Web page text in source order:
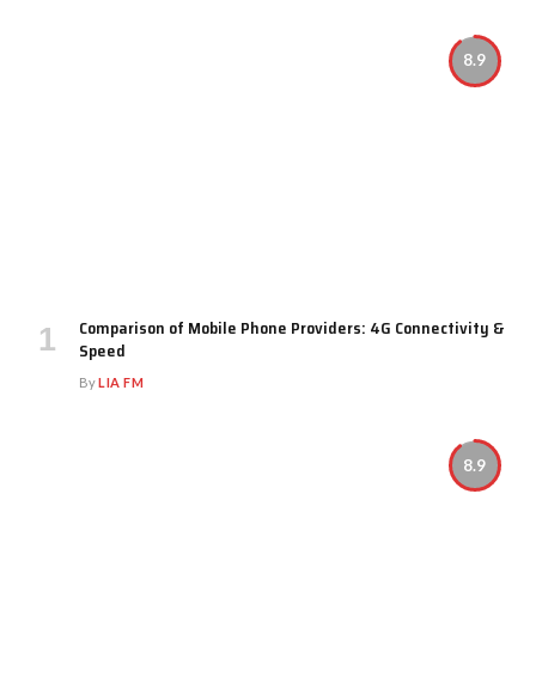
8.9
Comparison of Mobile Phone Providers: 4G Connectivity &
Speed
ByLIA FM
8.9